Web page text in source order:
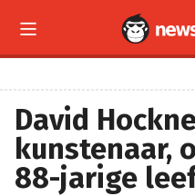

David
kunstenaar,
88-jarige